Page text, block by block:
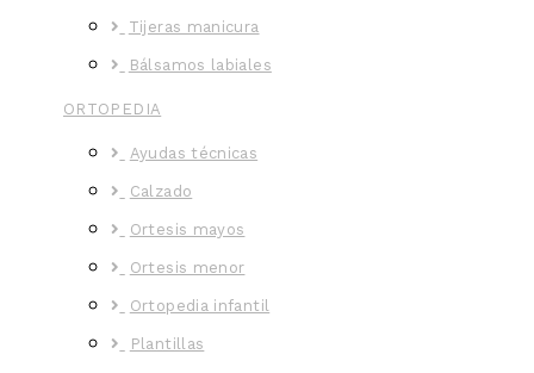
Tijeras manicura
Bálsamos labiales
ORTOPEDIA
Ayudas técnicas
Calzado
Ortesis mayos
Ortesis menor
Ortopedia infantil
Plantillas